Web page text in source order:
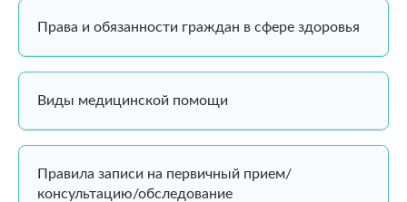
Права и обязанности граждан в сфере здоровья
Виды медицинской помощи
Правила записи на первичный прием/
консультацию/обследование